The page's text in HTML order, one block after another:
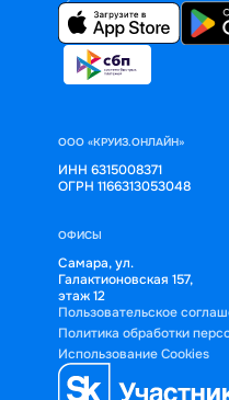
ООО «КРУИЗ.ОНЛАЙН»
ИНН 6315008371
ОГРН 1166313053048
ОФИСЫ
Самара, ул.
Галактионовская 157,
этаж 12
Пользовательское
Политика обработки
Использование Cookies